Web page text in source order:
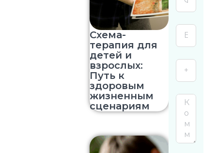
Схема-
терапия для
детей и
взрослых:
Путь к
здоровым
жизненным
сценариям